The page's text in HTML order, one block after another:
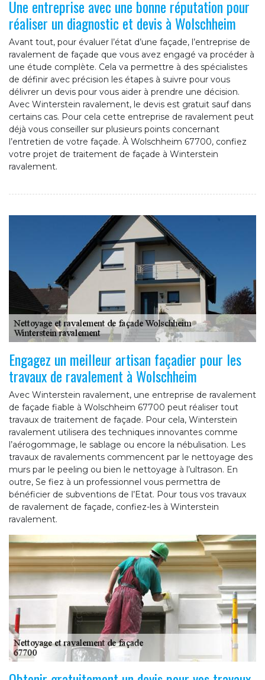
Une entreprise avec une bonne réputation pour
réaliser un diagnostic et devis à Wolschheim
Avant tout, pour évaluer l’état d’une façade, l’entreprise de
ravalement de façade que vous avez engagé va procéder à
une étude complète. Cela va permettre à des spécialistes
de définir avec précision les étapes à suivre pour vous
délivrer un devis pour vous aider à prendre une décision.
Avec Winterstein ravalement, le devis est gratuit sauf dans
certains cas. Pour cela cette entreprise de ravalement peut
déjà vous conseiller sur plusieurs points concernant
l’entretien de votre façade. À Wolschheim 67700, confiez
votre projet de traitement de façade à Winterstein
ravalement.
Engagez un meilleur artisan façadier pour les
travaux de ravalement à Wolschheim
Avec Winterstein ravalement, une entreprise de ravalement
de façade fiable à Wolschheim 67700 peut réaliser tout
travaux de traitement de façade. Pour cela, Winterstein
ravalement utilisera des techniques innovantes comme
l’aérogommage, le sablage ou encore la nébulisation. Les
travaux de ravalements commencent par le nettoyage des
murs par le peeling ou bien le nettoyage à l’ultrason. En
outre, Se fiez à un professionnel vous permettra de
bénéficier de subventions de l’Etat. Pour tous vos travaux
de ravalement de façade, confiez-les à Winterstein
ravalement.